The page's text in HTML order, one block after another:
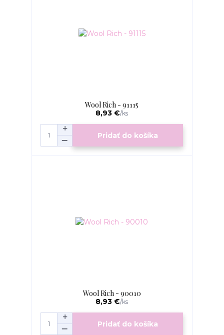
Wool Rich - 91115
8,93 €/ks
Pridať do košíka
Wool Rich - 90010
8,93 €/ks
Pridať do košíka